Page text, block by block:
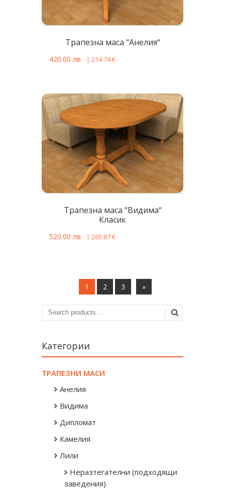
Трапезна маса “Анелия“
420.00 лв. | 214.74€
Трапезна маса “Видима“
Класик
520.00 лв. | 265.87€
1 2 3 »
Категории
ТРАПЕЗНИ МАСИ
Анелия
Видима
Дипломат
Камелия
Лили
Неразтегателни (подходящи за
заведения)